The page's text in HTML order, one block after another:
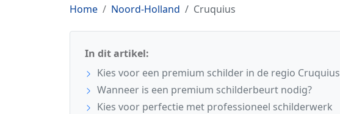
Home Noord-Holland Cruquius
In dit artikel:
Kies voor een premium schilder in de regio Cruquius
Wanneer is een premium schilderbeurt nodig?
Kies voor perfectie met professioneel schilderwerk